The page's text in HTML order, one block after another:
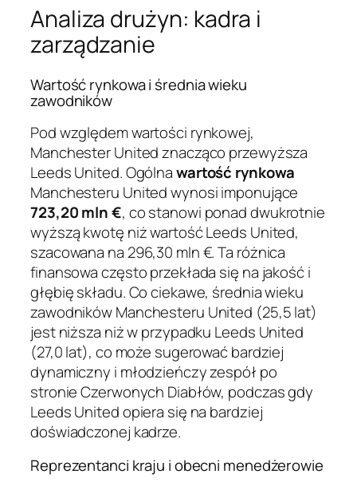
Analiza drużyn: kadra i
zarządzanie
Wartość rynkowa i średnia wieku
zawodników
Pod względem wartości rynkowej,
Manchester United znacząco przewyższa
Leeds United. Ogólnawartość rynkowa
Manchesteru United wynosi imponujące
723,20 mln €, co stanowi ponad dwukrotnie
wyższą kwotę niż wartość Leeds United,
szacowana na 296,30 mln €. Ta różnica
finansowa często przekłada się na jakość i
głębię składu. Co ciekawe, średnia wieku
zawodników Manchesteru United (25,5 lat)
jest niższa niż w przypadku Leeds United
(27,0 lat), co może sugerować bardziej
dynamiczny i młodzieńczy zespół po
stronie Czerwonych Diabłów, podczas gdy
Leeds United opiera się na bardziej
doświadczonej kadrze.
Reprezentanci kraju i obecni menedżerowie